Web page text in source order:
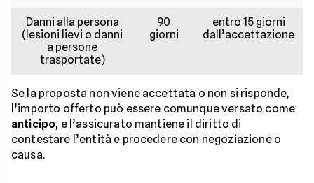
Danni alla persona
(lesioni lievi o danni
a persone
trasportate)
90
giorni
entro 15 giorni
dall’accettazione
Se la proposta non viene accettata o non si risponde,
l’importo offerto può essere comunque versato come
anticipo, e l’assicurato mantiene il diritto di
contestare l’entità e procedere con negoziazione o
causa.